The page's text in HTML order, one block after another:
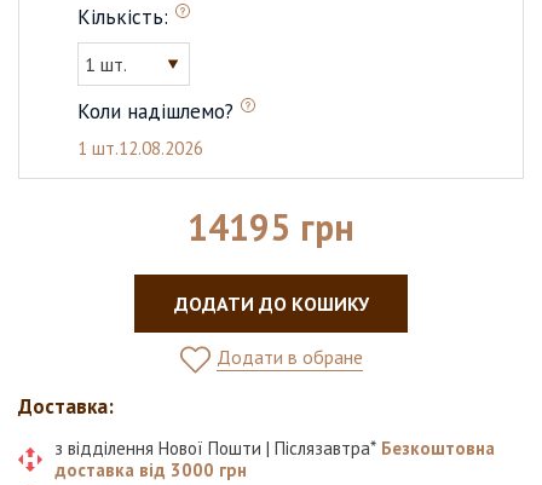
Кількість:
1 шт.
Коли надішлемо?
1 шт.12.08.2026
Доставка:
з відділення Нової Пошти | Післязавтра* Безкоштовна
доставка від 3000 грн
14195 грн
ДОДАТИ ДО КОШИКУ
Додати в обране